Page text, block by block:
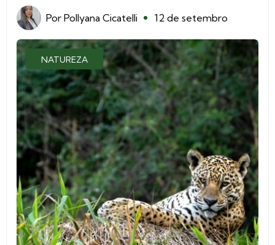
Por Pollyana Cicatelli 12 de setembro
NATUREZA